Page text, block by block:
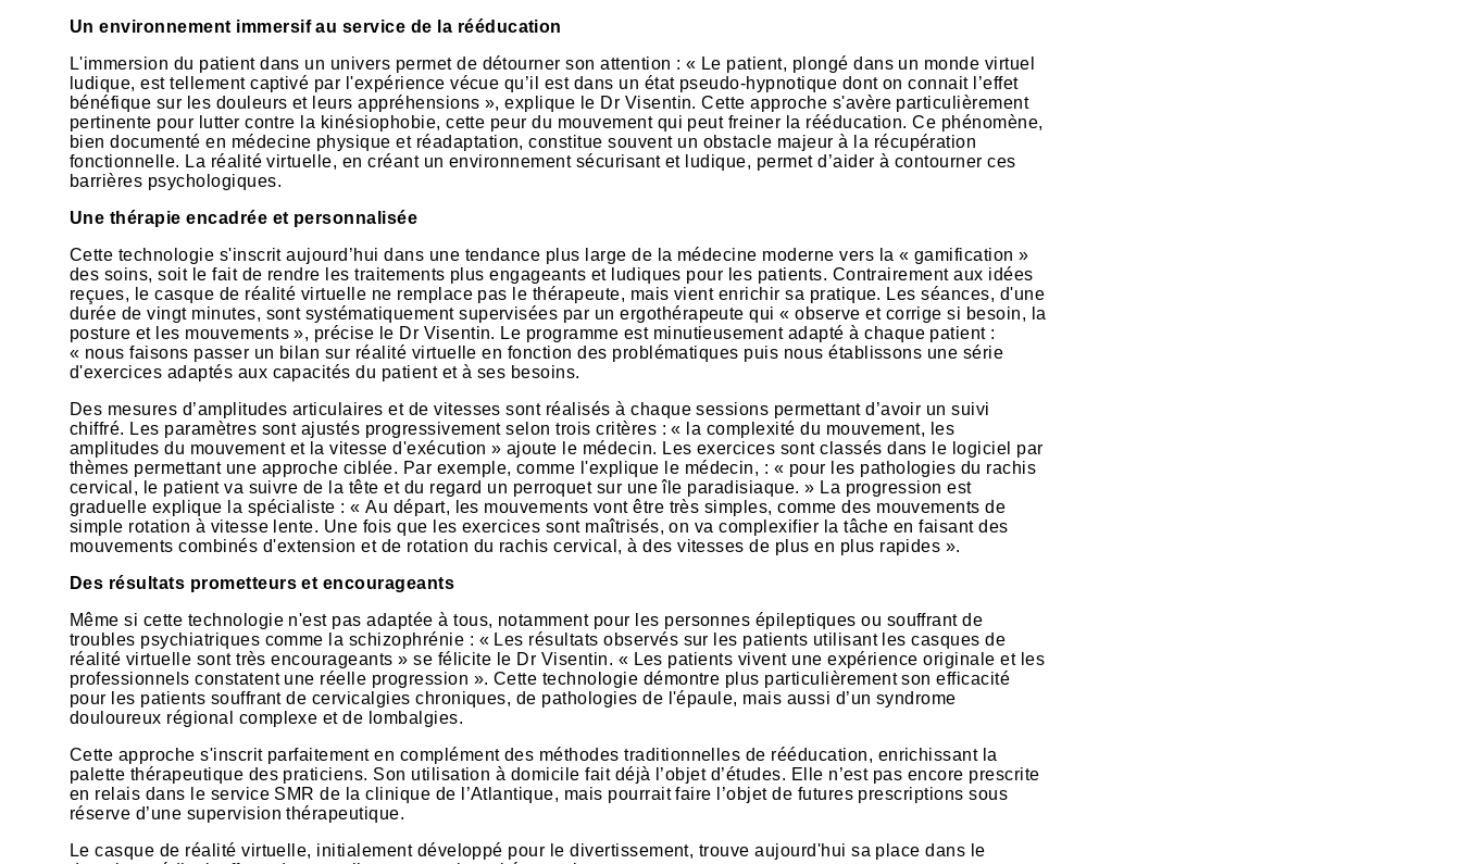
Un environnement immersif au service de la rééducation
L'immersion du patient dans un univers permet de détourner son attention : « Le patient, plongé dans un monde virtuel
ludique, est tellement captivé par l'expérience vécue qu’il est dans un état pseudo-hypnotique dont on connait l’effet
bénéfique sur les douleurs et leurs appréhensions », explique le Dr Visentin. Cette approche s'avère particulièrement
pertinente pour lutter contre la kinésiophobie, cette peur du mouvement qui peut freiner la rééducation. Ce phénomène,
bien documenté en médecine physique et réadaptation, constitue souvent un obstacle majeur à la récupération
fonctionnelle. La réalité virtuelle, en créant un environnement sécurisant et ludique, permet d’aider à contourner ces
barrières psychologiques.
Une thérapie encadrée et personnalisée
Cette technologie s'inscrit aujourd’hui dans une tendance plus large de la médecine moderne vers la « gamification »
des soins, soit le fait de rendre les traitements plus engageants et ludiques pour les patients. Contrairement aux idées
reçues, le casque de réalité virtuelle ne remplace pas le thérapeute, mais vient enrichir sa pratique. Les séances, d'une
durée de vingt minutes, sont systématiquement supervisées par un ergothérapeute qui « observe et corrige si besoin, la
posture et les mouvements », précise le Dr Visentin. Le programme est minutieusement adapté à chaque patient :
« nous faisons passer un bilan sur réalité virtuelle en fonction des problématiques puis nous établissons une série
d'exercices adaptés aux capacités du patient et à ses besoins.
Des mesures d’amplitudes articulaires et de vitesses sont réalisés à chaque sessions permettant d’avoir un suivi
chiffré. Les paramètres sont ajustés progressivement selon trois critères : « la complexité du mouvement, les
amplitudes du mouvement et la vitesse d'exécution » ajoute le médecin. Les exercices sont classés dans le logiciel par
thèmes permettant une approche ciblée. Par exemple, comme l'explique le médecin, : « pour les pathologies du rachis
cervical, le patient va suivre de la tête et du regard un perroquet sur une île paradisiaque. » La progression est
graduelle explique la spécialiste : « Au départ, les mouvements vont être très simples, comme des mouvements de
simple rotation à vitesse lente. Une fois que les exercices sont maîtrisés, on va complexifier la tâche en faisant des
mouvements combinés d'extension et de rotation du rachis cervical, à des vitesses de plus en plus rapides ».
Des résultats prometteurs et encourageants
Même si cette technologie n'est pas adaptée à tous, notamment pour les personnes épileptiques ou souffrant de
troubles psychiatriques comme la schizophrénie : « Les résultats observés sur les patients utilisant les casques de
réalité virtuelle sont très encourageants » se félicite le Dr Visentin. « Les patients vivent une expérience originale et les
professionnels constatent une réelle progression ». Cette technologie démontre plus particulièrement son efficacité
pour les patients souffrant de cervicalgies chroniques, de pathologies de l'épaule, mais aussi d’un syndrome
douloureux régional complexe et de lombalgies.
Cette approche s'inscrit parfaitement en complément des méthodes traditionnelles de rééducation, enrichissant la
palette thérapeutique des praticiens. Son utilisation à domicile fait déjà l’objet d’études. Elle n’est pas encore prescrite
en relais dans le service SMR de la clinique de l’Atlantique, mais pourrait faire l’objet de futures prescriptions sous
réserve d’une supervision thérapeutique.
Le casque de réalité virtuelle, initialement développé pour le divertissement, trouve aujourd'hui sa place dans le